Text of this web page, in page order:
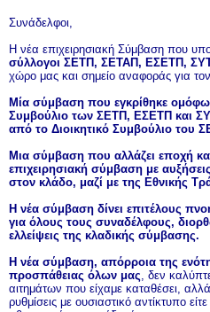
Συνάδελφοι,
Η νέα επιχειρησιακή Σύμβαση που
σύλλογοι ΣΕΤΠ, ΣΕΤΑΠ, ΕΣΕΤΠ,
χώρο μας και σημείο αναφοράς για
Μία σύμβαση που εγκρίθηκε
Συμβούλιο των ΣΕΤΠ, ΕΣΕΤΠ και
από το Διοικητικό Συμβούλιο του
Μια σύμβαση που αλλάζει εποχή
επιχειρησιακή σύμβαση με
στον κλάδο, μαζί με της Εθνικής
Η νέα σύμβαση δίνει επιτέλους
για όλους τους συναδέλφους,
ελλείψεις της κλαδικής σύμβασης.
Η νέα σύμβαση, απόρροια της
προσπάθειας όλων μας, δεν
αιτημάτων που είχαμε καταθέσει,
ρυθμίσεις με ουσιαστικό αντίκτυπο